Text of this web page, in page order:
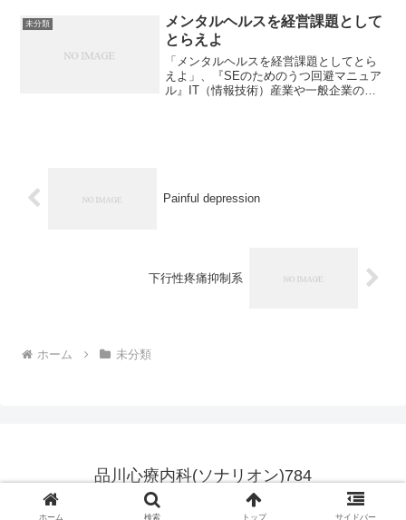
始めた時。どんな精神の病気も、最初
は、普段できていたことがで...
未分類
メンタルヘルスを経営課題として
とらえよ
「メンタルヘルスを経営課題としてとら
えよ」、『SEのためのうつ回避マニュア
ル』IT（情報技術）産業や一般企業のシ
Painful depression
下行性疼痛抑制系
ホーム 未分類
品川心療内科(ソナリオン)784
© 2007 品川心療内科(ソナリオン)784.
ホーム 検索 トップ サイドバー